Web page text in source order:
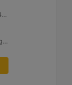
3211 1.200 dev/dk.da lb-ft - 4354 1.200 dev/dk.da Nm
U.S. EPA Tier 4 Final, EU Stage V